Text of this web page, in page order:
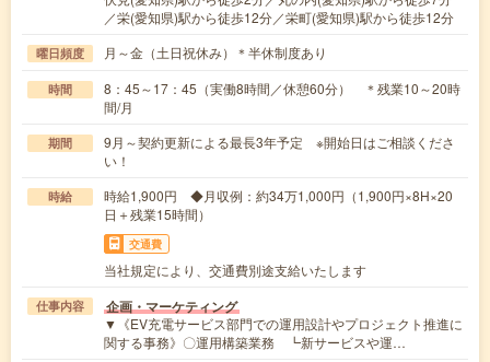
／栄(愛知県)駅から徒歩12分／栄町(愛知県)駅から徒歩12分
曜日頻度 月～金（土日祝休み）＊半休制度あり
時間
8：45～17：45（実働8時間／休憩60分） ＊残業10～20時
間/月
期間
9月～契約更新による最長3年予定 ※開始日はご相談くださ
い！
時給
時給1,900円 ◆月収例：約34万1,000円（1,900円×8H×20
日＋残業15時間）
交通費
当社規定により、交通費別途支給いたします
仕事内容 企画・マーケティング
▼《EV充電サービス部門での運用設計やプロジェクト推進に
関する事務》〇運用構築業務 ┗新サービスや運…